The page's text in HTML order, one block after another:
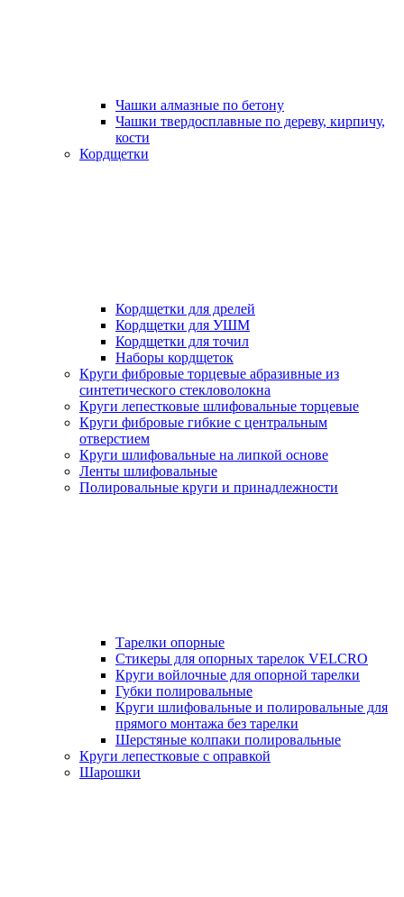
Чашки алмазные по бетону
Чашки твердосплавные по дереву, кирпичу,
кости
Кордщетки
Кордщетки для дрелей
Кордщетки для УШМ
Кордщетки для точил
Наборы кордщеток
Круги фибровые торцевые абразивные из
синтетического стекловолокна
Круги лепестковые шлифовальные торцевые
Круги фибровые гибкие с центральным
отверстием
Круги шлифовальные на липкой основе
Ленты шлифовальные
Полировальные круги и принадлежности
Тарелки опорные
Стикеры для опорных тарелок VELCRO
Круги войлочные для опорной тарелки
Губки полировальные
Круги шлифовальные и полировальные для
прямого монтажа без тарелки
Шерстяные колпаки полировальные
Круги лепестковые с оправкой
Шарошки